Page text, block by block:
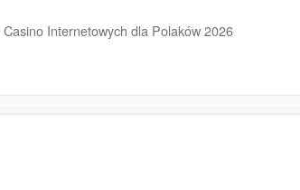
Internetowych dla Polaków 2026